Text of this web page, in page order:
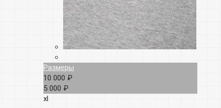
Размеры
10 000 ₽
5 000 ₽
xl